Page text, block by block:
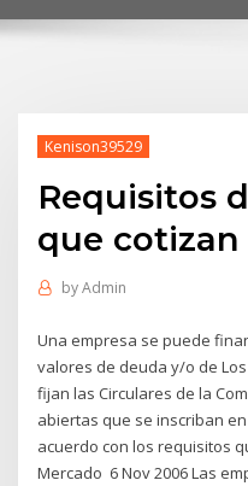
Kenison39529
Requisitos
que cotizan
byAdmin
Una empresa se puede
valores de deuda y/o de
fijan las Circulares de la
abiertas que se inscriban
acuerdo con los requisitos
Mercado 6 Nov 2006 Las